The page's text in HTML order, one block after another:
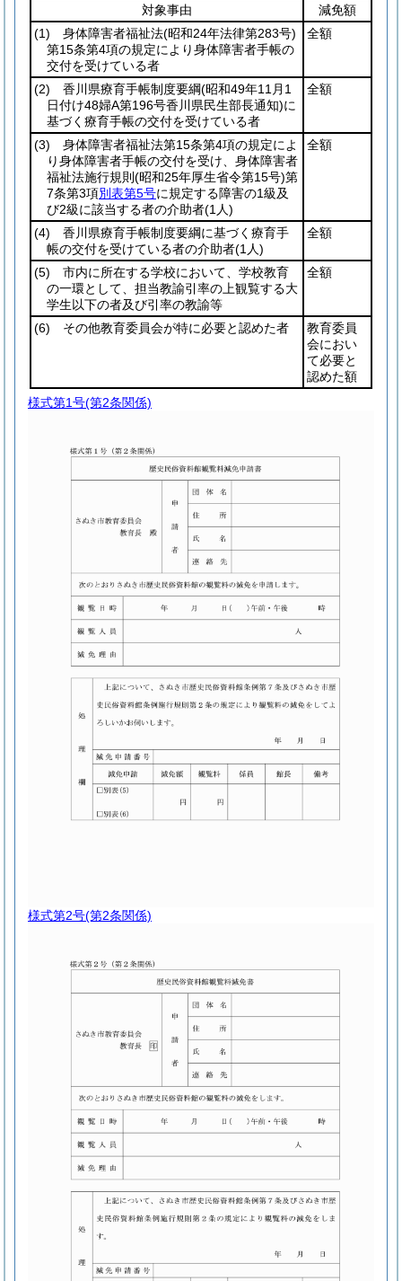
対象事由
減免額
(1) 身体障害者福祉法(昭和24年法律第283号)
第15条第4項の規定により身体障害者手帳の
交付を受けている者
全額
(2) 香川県療育手帳制度要綱(昭和49年11月1
日付け48婦A第196号香川県民生部長通知)に
基づく療育手帳の交付を受けている者
全額
(3) 身体障害者福祉法第15条第4項の規定によ
り身体障害者手帳の交付を受け、身体障害者
福祉法施行規則 (昭和25年厚生省令第15号)第
7条第3項別表第5号に規定する障害の1級及
び2級に該当する者の介助者(1人)
全額
(4) 香川県療育手帳制度要綱に基づく療育手
帳の交付を受けている者の介助者(1人)
全額
(5) 市内に所在する学校において、学校教育
の一環として、担当教諭引率の上観覧する大
学生以下の者及び引率の教諭等
全額
(6) その他教育委員会が特に必要と認めた者
教育委員
会におい
て必要と
認めた額
様式第1号(第2条関係)
様式第2号(第2条関係)